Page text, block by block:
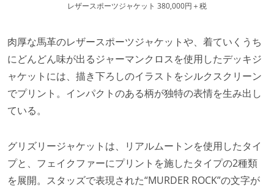
レザースポーツジャケット 380,000円＋税
肉厚な馬革のレザースポーツジャケットや、着ていくうち
にどんどん味が出るジャーマンクロスを使用したデッキジ
ャケットには、描き下ろしのイラストをシルクスクリーン
でプリント。インパクトのある柄が独特の表情を生み出し
ている。
グリズリージャケットは、リアルムートンを使用したタイ
プと、フェイクファーにプリントを施したタイプの2種類
を展開。スタッズで表現された“MURDER ROCK”の文字が